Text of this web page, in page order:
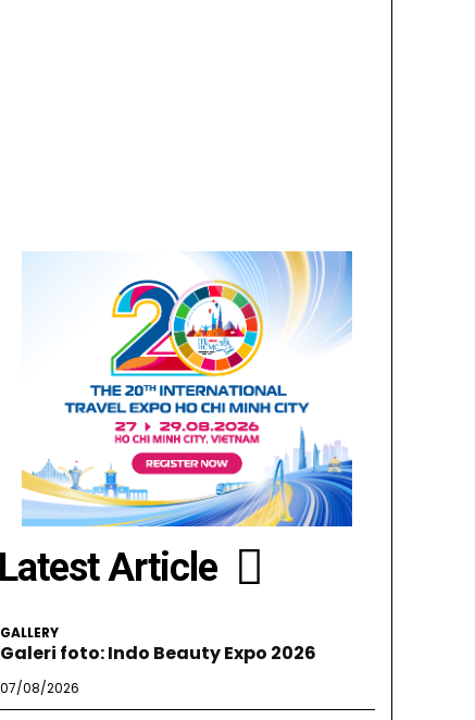
Latest Article
GALLERY
Galeri foto: Indo Beauty Expo 2026
07/08/2026